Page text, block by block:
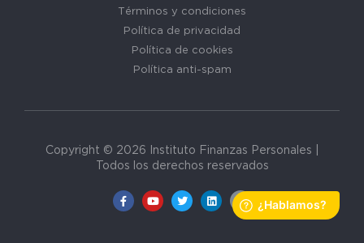
Términos y condiciones
Política de privacidad
Política de cookies
Política anti-spam
Copyright © 2026 Instituto Finanzas Personales |
Todos los derechos reservados